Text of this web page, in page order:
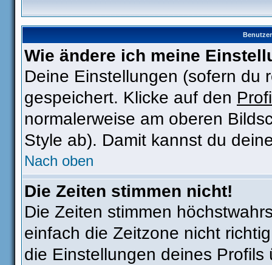
Wie ändere ich meine
Deine Einstellungen (sofern du
gespeichert. Klicke auf den
normalerweise am oberen
Style ab). Damit kannst du
Nach oben
Die Zeiten stimmen nicht!
Die Zeiten stimmen
einfach die Zeitzone nicht
die Einstellungen deines